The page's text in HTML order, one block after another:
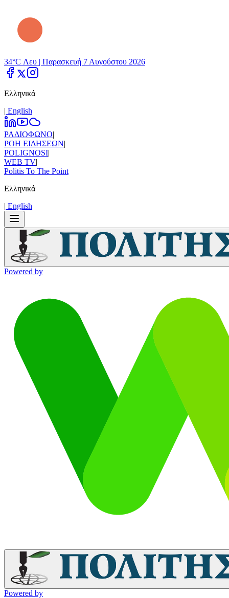
34°C Λευ | Παρασκευή 7 Αυγούστου 2026
Ελληνικά
| Εnglish
ΡΑΔΙΟΦΩΝΟ|
ΡΟΗ ΕΙΔΗΣΕΩΝ|
POLIGNOSI|
WEB TV|
Politis To The Point
Ελληνικά
| Εnglish
Powered by
Powered by